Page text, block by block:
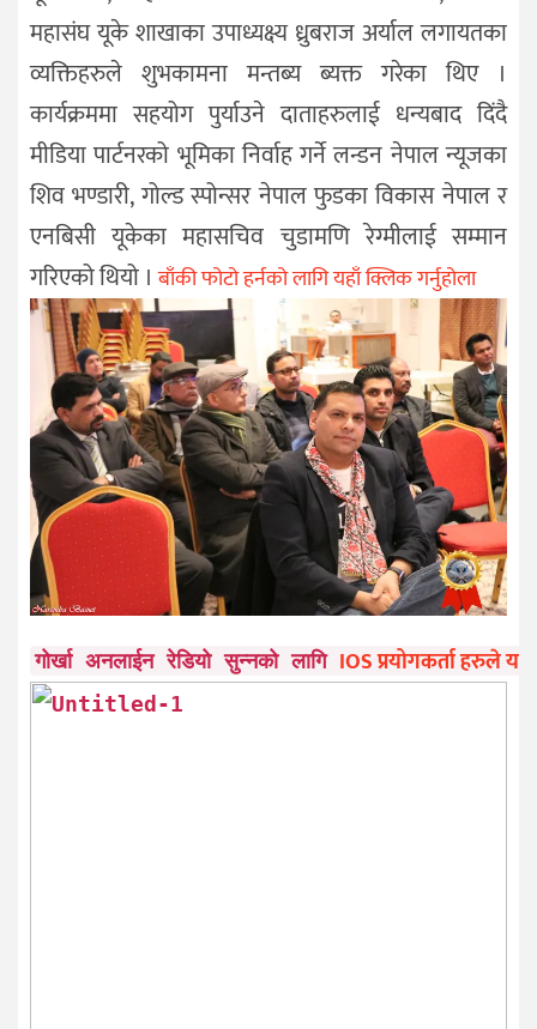
महासंघ यूके शाखाका उपाध्यक्ष्य ध्रुबराज अर्याल लगायतका
व्यक्तिहरुले शुभकामना मन्तब्य ब्यक्त गरेका थिए ।
कार्यक्रममा सहयोग पुर्याउने दाताहरुलाई धन्यबाद दिंदै
मीडिया पार्टनरको भूमिका निर्वाह गर्ने लन्डन नेपाल न्यूजका
शिव भण्डारी, गोल्ड स्पोन्सर नेपाल फुडका विकास नेपाल र
एनबिसी यूकेका महासचिव चुडामणि रेग्मीलाई सम्मान
गरिएको थियो ।बाँकी फोटो हर्नको लागि यहाँ क्लिक गर्नुहोला
गोर्खा अनलाईन रेडियो सुन्नको लागि IOS प्रयोगकर्ता हरुले